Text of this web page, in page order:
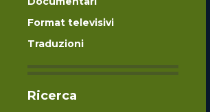
Format televisivi
Traduzioni
Ricerca